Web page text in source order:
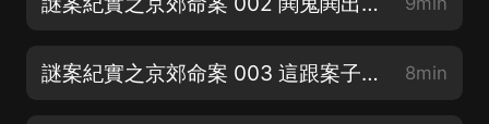
謎案紀實之京郊命案 003 這跟案子有關嗎 8min